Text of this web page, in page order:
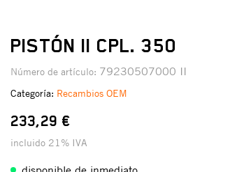
PISTÓN II CPL. 350
Número de artículo: 79230507000 II
Categoría: Recambios OEM
233,29 €
incluido 21% IVA